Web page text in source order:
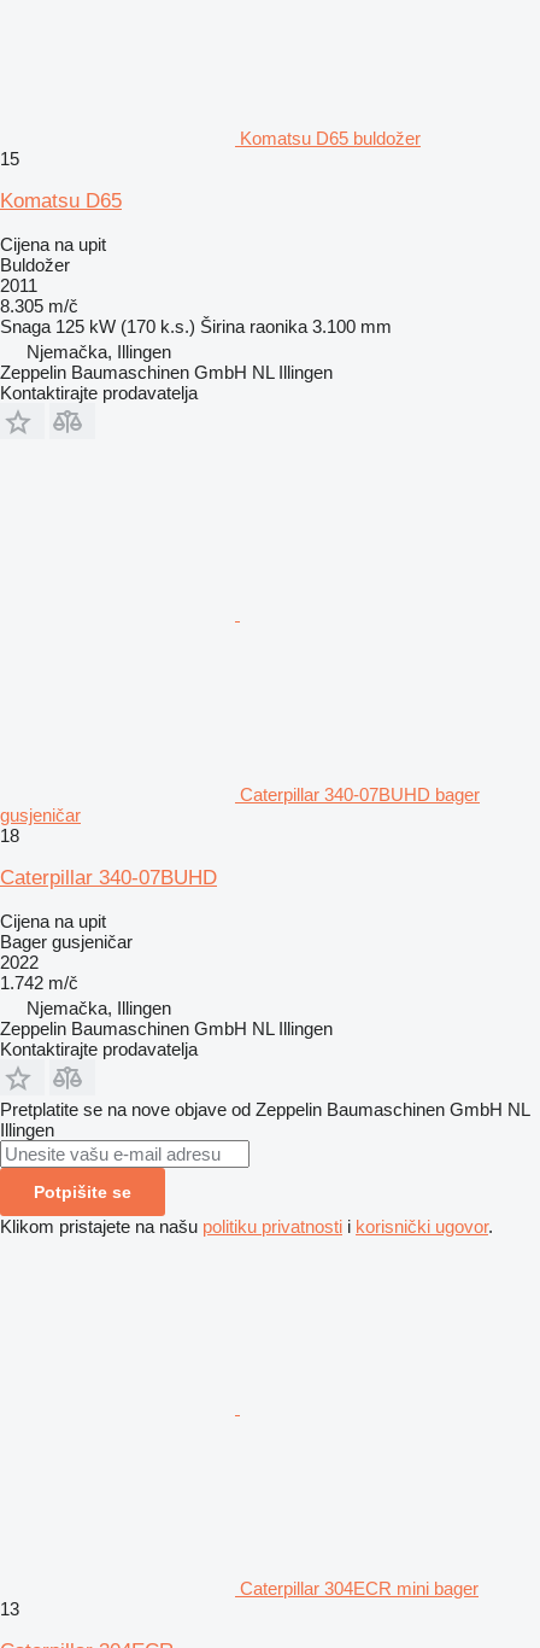
Komatsu D65 buldožer
15
Komatsu D65
Cijena na upit
Buldožer
2011
8.305 m/č
Snaga 125 kW (170 k.s.) Širina raonika 3.100 mm
Njemačka, Illingen
Zeppelin Baumaschinen GmbH NL Illingen
Kontaktirajte prodavatelja
Caterpillar 340-07BUHD bager
gusjeničar
18
Caterpillar 340-07BUHD
Cijena na upit
Bager gusjeničar
2022
1.742 m/č
Njemačka, Illingen
Zeppelin Baumaschinen GmbH NL Illingen
Kontaktirajte prodavatelja
Pretplatite se na nove objave od Zeppelin Baumaschinen GmbH NL
Illingen
Potpišite se
Klikom pristajete na našu politiku privatnosti i korisnički ugovor.
Caterpillar 304ECR mini bager
13